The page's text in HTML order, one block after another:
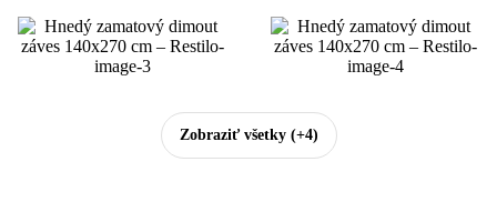
Zobraziť všetky(+4)